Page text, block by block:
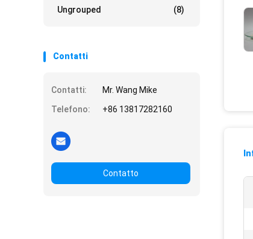
Ungrouped (8)
Contatti
Contatti:
Mr. Wang Mike
Telefono:
+86 13817282160
Contatto